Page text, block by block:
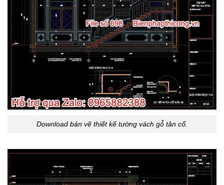
Download bản vẽ thiết kế tường vách gỗ tân cổ.